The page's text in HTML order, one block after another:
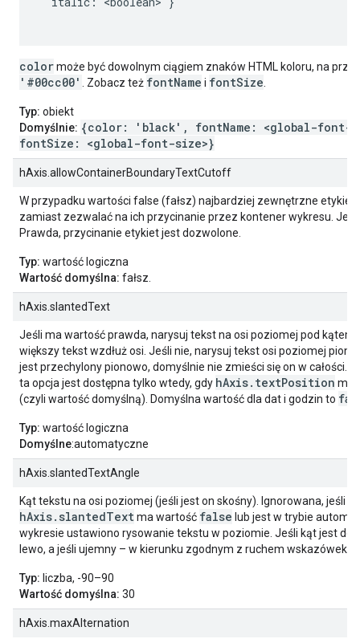
colormoże być dowolnym ciągiem znaków HTML koloru, na
'#00cc00' . Zobacz też fontName i fontSize
Typ: obiekt
Domyślnie: {color: 'black', fontName: <global-font-
fontSize: <global-font-size>}
hAxis.allowContainerBoundaryTextCutoff
W przypadku wartości false (fałsz) najbardziej zewnętrzne
zamiast zezwalać na ich przycinanie przez kontener wykresu.
Prawda, przycinanie etykiet jest dozwolone.
Typ: wartość logiczna
Wartość domyślna: fałsz.
hAxis.slantedText
Jeśli ma wartość prawda, narysuj tekst na osi poziomej pod
większy tekst wzdłuż osi. Jeśli nie, narysuj tekst osi poziomej
jest przechylony pionowo, domyślnie nie zmieści się on w całości.
ta opcja jest dostępna tylko wtedy, gdy hAxis.textPosition ma
(czyli wartość domyślną). Domyślna wartość dla dat i godzin to
Typ: wartość logiczna
Domyślne:automatyczne
hAxis.slantedTextAngle
Kąt tekstu na osi poziomej (jeśli jest on skośny). Ignorowana, jeśli
hAxis.slantedTextma wartość false lub jest w trybie
wykresie ustawiono rysowanie tekstu w poziomie. Jeśli kąt jest
lewo, a jeśli ujemny – w kierunku zgodnym z ruchem wskazówek
Typ: liczba, -90–90
Wartość domyślna: 30
hAxis.maxAlternation